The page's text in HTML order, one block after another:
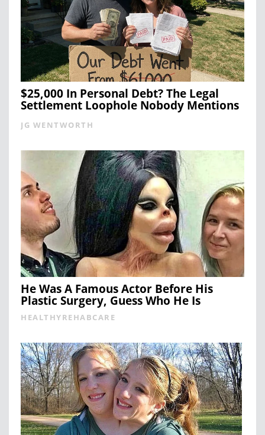
$25,000 In Personal Debt? The Legal
Settlement Loophole Nobody Mentions
JG WENTWORTH
He Was A Famous Actor Before His
Plastic Surgery, Guess Who He Is
HEALTHYREHABCARE